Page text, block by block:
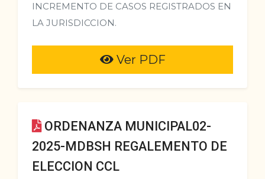
INCREMENTO DE CASOS REGISTRADOS EN
LA JURISDICCION.
Ver PDF
ORDENANZA MUNICIPAL02-
2025-MDBSH REGALEMENTO DE
ELECCION CCL